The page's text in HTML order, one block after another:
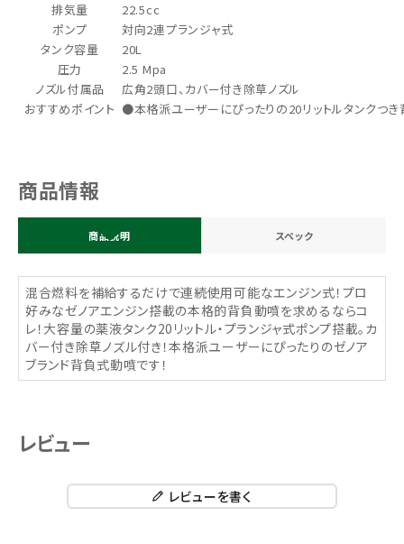
排気量
22.5cc
ポンプ
対向2連プランジャ式
タンク容量
20L
圧力
2.5 Mpa
ノズル付属品
広角2頭口、カバー付き除草ノズル
おすすめポイント ●本格派ユーザーにぴったりの20リットルタンクつき
商品情報
商品説明 スペック
混合燃料を補給するだけで連続使用可能なエンジン式！プロ
好みなゼノアエンジン搭載の本格的背負動噴を求めるならコ
レ！大容量の薬液タンク20リットル・プランジャ式ポンプ搭載。カ
バー付き除草ノズル付き！本格派ユーザーにぴったりのゼノア
ブランド背負式動噴です！
レビュー
レビューを書く